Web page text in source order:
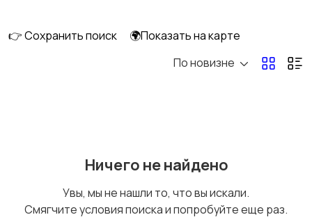
Чайники и термопоты
👉 Сохранить поиск
🌍Показать на карте
По новизне
Ничего не найдено
Увы, мы не нашли то, что вы искали.
Смягчите условия поиска и попробуйте еще раз.